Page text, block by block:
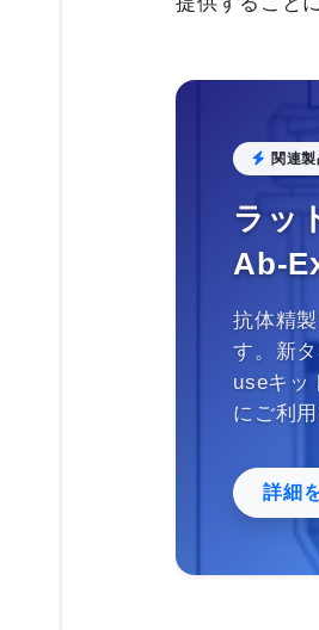
関連
ラッ
Ab-
抗体精
す。新
useキッ
にご利
詳細